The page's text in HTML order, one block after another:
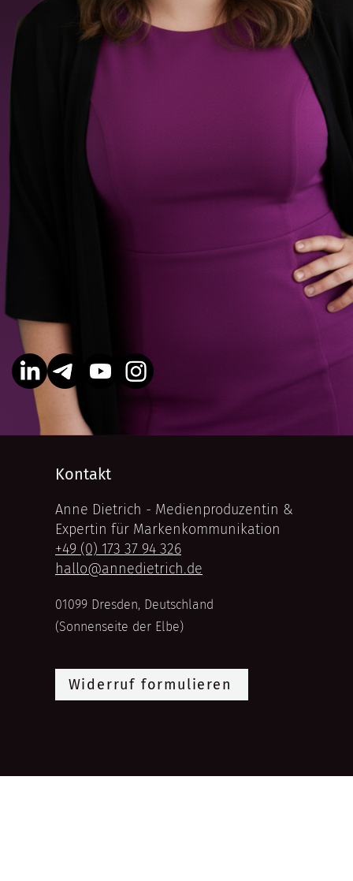
Kontakt
Anne Dietrich - Medienproduzentin &
Expertin für Markenkommunikation
+49 (0) 173 37 94 326
hallo@annedietrich.de
01099 Dresden, Deutschland
(Sonnenseite der Elbe)
Widerruf formulieren